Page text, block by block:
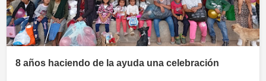
8 años haciendo de la ayuda una celebración